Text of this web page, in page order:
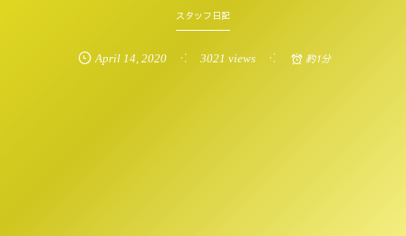
スタッフ日記
April 14 2020 3021 views 約1分